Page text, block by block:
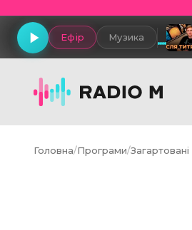
Ефір Музика
Головна/Програми/Загартовані